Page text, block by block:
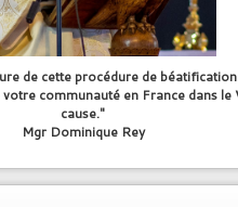
de cette procédure de
communauté en France dans
cause."
Mgr Dominique Rey